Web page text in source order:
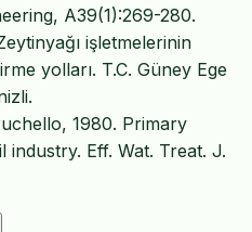
A39(1):269-280.
işletmelerinin
yolları. T.C. Güney Ege
1980. Primary
industry. Eff. Wat. Treat. J.